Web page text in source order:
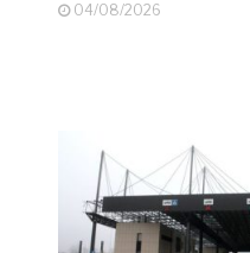
04/08/2026